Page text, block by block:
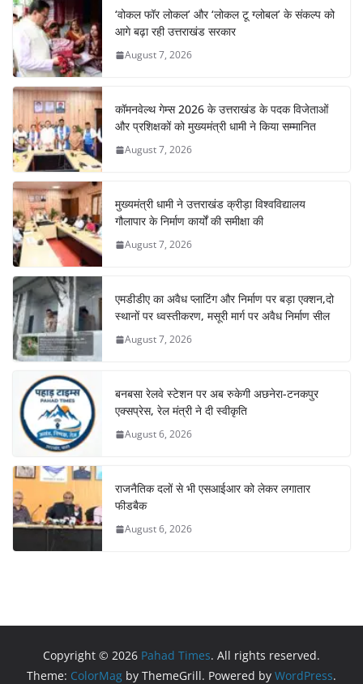
‘वोकल फॉर लोकल’ और ‘लोकल टू ग्लोबल’ के संकल्प को
आगे बढ़ा रही उत्तराखंड सरकार
August 7, 2026
कॉमनवेल्थ गेम्स 2026 के उत्तराखंड के पदक विजेताओं
और प्रशिक्षकों को मुख्यमंत्री धामी ने किया सम्मानित
August 7, 2026
मुख्यमंत्री धामी ने उत्तराखंड क्रीड़ा विश्वविद्यालय
गौलापार के निर्माण कार्यों की समीक्षा की
August 7, 2026
एमडीडीए का अवैध प्लाटिंग और निर्माण पर बड़ा एक्शन,दो
स्थानों पर ध्वस्तीकरण, मसूरी मार्ग पर अवैध निर्माण सील
August 7, 2026
बनबसा रेलवे स्टेशन पर अब रुकेगी अछनेरा-टनकपुर
एक्सप्रेस, रेल मंत्री ने दी स्वीकृति
August 6, 2026
राजनैतिक दलों से भी एसआईआर को लेकर लगातार
फीडबैक
August 6, 2026
Copyright © 2026 Pahad Times. All rights reserved.
Theme: ColorMag by ThemeGrill. Powered by WordPress.